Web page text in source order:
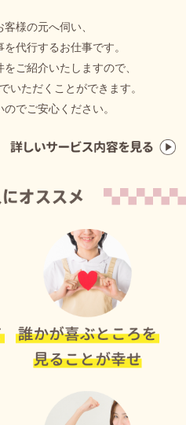
様の元へ伺い、
代行するお仕事です。
ご紹介いたしますので、
いただくことができます。
でご安心ください。